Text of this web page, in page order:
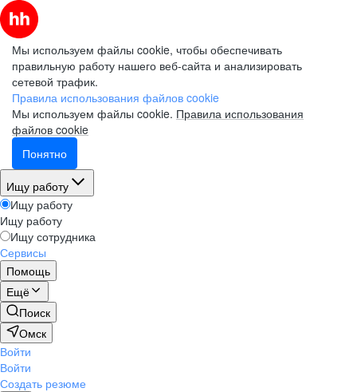
Мы используем файлы cookie, чтобы обеспечивать
правильную работу нашего веб-сайта и анализировать
сетевой трафик.
Правила использования файлов cookie
Мы используем файлы cookie. Правила использования
файлов cookie
Понятно
Ищу работу
Ищу работу
Ищу работу
Ищу сотрудника
Сервисы
Помощь
Ещё
Поиск
Омск
Войти
Войти
Создать резюме